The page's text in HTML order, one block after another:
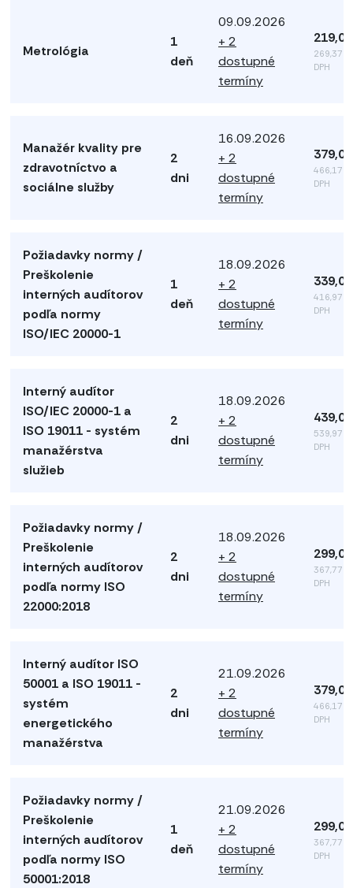
Metrológia
1
deň
09.09.2026
+ 2
dostupné
termíny
269,37
DPH
Manažér kvality pre
zdravotníctvo a
sociálne služby
2
dni
16.09.2026
+ 2
dostupné
termíny
466,17
DPH
Požiadavky normy /
Preškolenie
interných audítorov
podľa normy
ISO/IEC 20000-1
1
deň
18.09.2026
+ 2
dostupné
termíny
416,97
DPH
Interný audítor
ISO/IEC 20000-1 a
ISO 19011 - systém
manažérstva
služieb
2
dni
18.09.2026
+ 2
dostupné
termíny
539,97
DPH
Požiadavky normy /
Preškolenie
interných audítorov
podľa normy ISO
22000:2018
2
dni
18.09.2026
+ 2
dostupné
termíny
367,77
DPH
Interný audítor ISO
50001 a ISO 19011 -
systém
energetického
manažérstva
2
dni
21.09.2026
+ 2
dostupné
termíny
466,17
DPH
Požiadavky normy /
Preškolenie
interných audítorov
podľa normy ISO
50001:2018
1
deň
21.09.2026
+ 2
dostupné
termíny
367,77
DPH